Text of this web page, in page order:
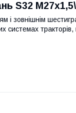
S32
і зовнішнім
тракторів,